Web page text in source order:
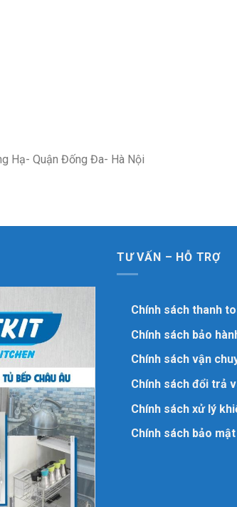
Hạ- Quận Đống Đa- Hà Nội
TƯ VẤN – HỖ TRỢ
Chính sách thanh
Chính sách bảo
Chính sách vận
Chính sách đổi trả
Chính sách xử lý
Chính sách bảo